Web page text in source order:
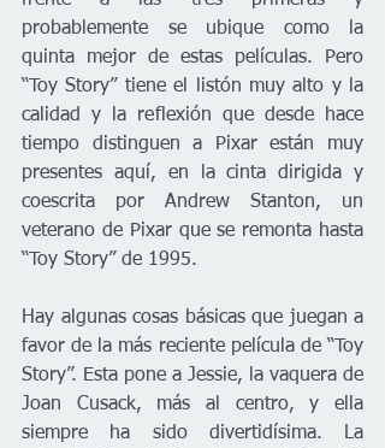
probablemente se ubique como la
quinta mejor de estas películas. Pero
“Toy Story” tiene el listón muy alto y la
calidad y la reflexión que desde hace
tiempo distinguen a Pixar están muy
presentes aquí, en la cinta dirigida y
coescrita por Andrew Stanton, un
veterano de Pixar que se remonta hasta
“Toy Story” de 1995.
Hay algunas cosas básicas que juegan a
favor de la más reciente película de “Toy
Story”. Esta pone a Jessie, la vaquera de
Joan Cusack, más al centro, y ella
siempre ha sido divertidísima. La